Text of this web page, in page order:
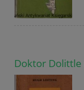
Doktor Dolittle